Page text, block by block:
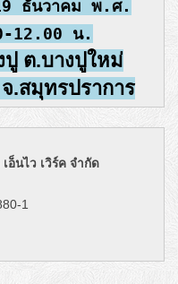
ธันวาคม พ.ศ.
12.00 น.
ปู ต.บางปูใหม่
.สมุทรปราการ
อ็นไว เวิร์ค จำกัด
1